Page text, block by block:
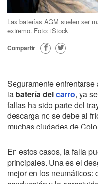
Las baterías AGM suelen ser
extremo. Foto: iStock
Compartir
Seguramente
la batería delcarro, ya
fallas ha sido parte del
descarga no se debe al
muchas ciudades de
En estos casos, la falla
principales. Una es el
mejor en los neumáticos: